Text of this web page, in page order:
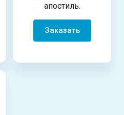
апостиль.
Заказать